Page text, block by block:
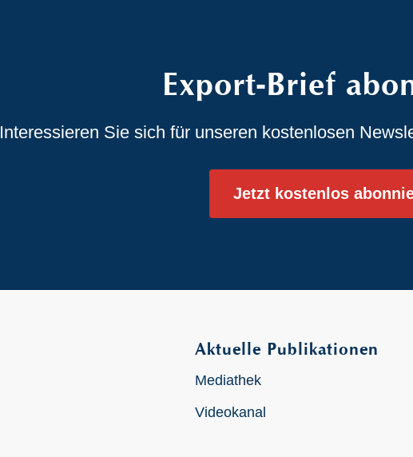
Export-Brief
Interessieren Sie sich für unseren kostenlosen
Jetzt kostenlos
Aktuelle Publikationen
Mediathek
Videokanal